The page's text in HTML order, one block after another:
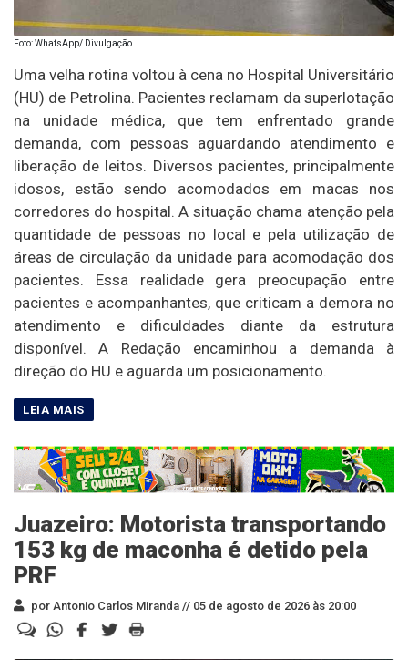
Foto: WhatsApp/ Divulgação
Uma velha rotina voltou à cena no Hospital Universitário
(HU) de Petrolina. Pacientes reclamam da superlotação
na unidade médica, que tem enfrentado grande
demanda, com pessoas aguardando atendimento e
liberação de leitos. Diversos pacientes, principalmente
idosos, estão sendo acomodados em macas nos
corredores do hospital. A situação chama atenção pela
quantidade de pessoas no local e pela utilização de
áreas de circulação da unidade para acomodação dos
pacientes. Essa realidade gera preocupação entre
pacientes e acompanhantes, que criticam a demora no
atendimento e dificuldades diante da estrutura
disponível. A Redação encaminhou a demanda à
direção do HU e aguarda um posicionamento.
Juazeiro: Motorista transportando
153 kg de maconha é detido pela
PRF
por Antonio Carlos Miranda // 05 de agosto de 2026 às 20:00